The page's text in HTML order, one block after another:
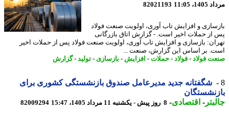
11:05
82021193
و افزایش تاب آوری، اولویت صنعت فولاد
حملات اخیر است. - گزارش اتاق بازرگانی
بازسازی و افزایش تاب آوری، اولویت صنعت فولاد پس از حملات اخیر
بر اساس این گزارش، صنعت ...
فولاد-فولاد-حملات-افزایش -بازسازی- تولید-گزارش
شگفتانه جدید مدیرعامل صندوق بازنشستگی کشوری برای
-اقتصادی-8 روز پیش - یکشنبه 11 مرداد 1405، 15:47 82009294